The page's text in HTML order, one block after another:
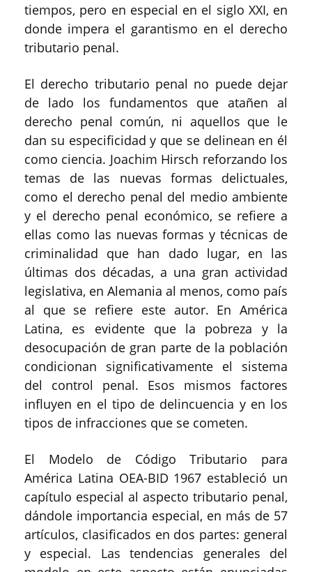
tiempos, pero en especial en el siglo XXI, en
donde impera el garantismo en el derecho
tributario penal.
El derecho tributario penal no puede dejar
de lado los fundamentos que atañen al
derecho penal común, ni aquellos que le
dan su especificidad y que se delinean en él
como ciencia. Joachim Hirsch reforzando los
temas de las nuevas formas delictuales,
como el derecho penal del medio ambiente
y el derecho penal económico, se refiere a
ellas como las nuevas formas y técnicas de
criminalidad que han dado lugar, en las
últimas dos décadas, a una gran actividad
legislativa, en Alemania al menos, como país
al que se refiere este autor. En América
Latina, es evidente que la pobreza y la
desocupación de gran parte de la población
condicionan significativamente el sistema
del control penal. Esos mismos factores
influyen en el tipo de delincuencia y en los
tipos de infracciones que se cometen.
El Modelo de Código Tributario para
América Latina OEA-BID 1967 estableció un
capítulo especial al aspecto tributario penal,
dándole importancia especial, en más de 57
artículos, clasificados en dos partes: general
y especial. Las tendencias generales del